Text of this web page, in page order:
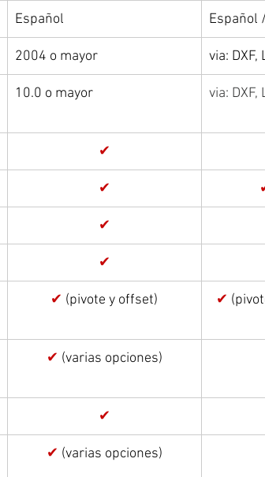
Español Español
2004 o mayor via: DXF,
10.0 o mayor via: DXF,
✔
✔
✔
✔
✔ (pivote y offset) ✔
✔ (varias opciones)
✔
✔ (varias opciones)